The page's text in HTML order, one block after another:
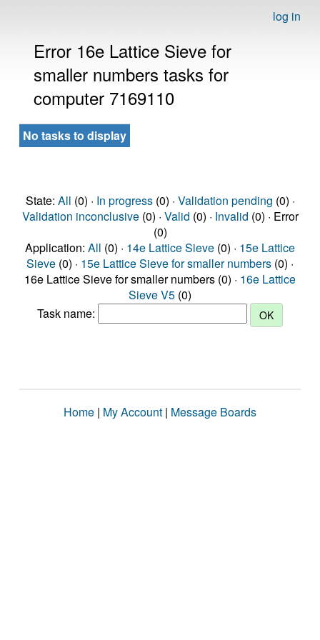
log in
Error 16e Lattice Sieve for
smaller numbers tasks for
computer 7169110
No tasks to display
State: All (0) · In progress(0) · Validation pending (0) ·
Validation inconclusive(0) · Valid (0) · Invalid (0) · Error
(0)
Application: All (0) · 14e Lattice Sieve (0) · 15e Lattice
Sieve (0) · 15e Lattice Sieve for smaller numbers (0) ·
16e Lattice Sieve for smaller numbers (0) · 16e Lattice
Sieve V5 (0)
Task name:
Home | My Account | Message Boards